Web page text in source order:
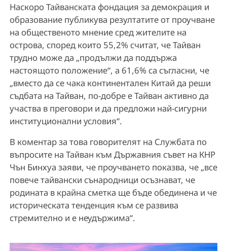
Наскоро Тайванската фондация за демокрация и
образование публикува резултатите от проучване
на общественото мнение сред жителите на
острова, според които 55,2% считат, че Тайван
трудно може да „продължи да поддържа
настоящото положение“, а 61,6% са съгласни, че
„вместо да се чака континентален Китай да реши
съдбата на Тайван, по-добре е Тайван активно да
участва в преговори и да предложи най-сигурни
институционални условия“.
В коментар за това говорителят на Службата по
въпросите на Тайван към Държавния съвет на КНР
Чън Бинхуа заяви, че проучването показва, че „все
повече тайвански сънародници осъзнават, че
родината в крайна сметка ще бъде обединена и че
историческата тенденция към се развива
стремително и е неудържима“.